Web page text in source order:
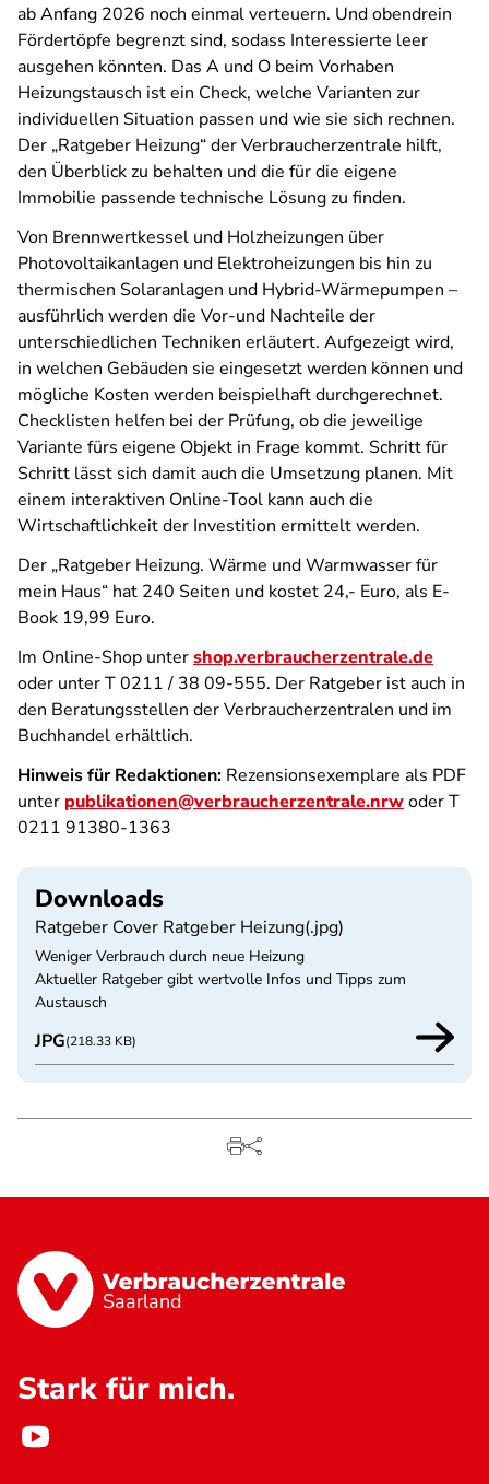
ab Anfang 2026 noch einmal verteuern. Und obendrein
Fördertöpfe begrenzt sind, sodass Interessierte leer
ausgehen könnten. Das A und O beim Vorhaben
Heizungstausch ist ein Check, welche Varianten zur
individuellen Situation passen und wie sie sich rechnen.
Der „Ratgeber Heizung“ der Verbraucherzentrale hilft,
den Überblick zu behalten und die für die eigene
Immobilie passende technische Lösung zu finden.
Von Brennwertkessel und Holzheizungen über
Photovoltaikanlagen und Elektroheizungen bis hin zu
thermischen Solaranlagen und Hybrid-Wärmepumpen –
ausführlich werden die Vor-und Nachteile der
unterschiedlichen Techniken erläutert. Aufgezeigt wird,
in welchen Gebäuden sie eingesetzt werden können und
mögliche Kosten werden beispielhaft durchgerechnet.
Checklisten helfen bei der Prüfung, ob die jeweilige
Variante fürs eigene Objekt in Frage kommt. Schritt für
Schritt lässt sich damit auch die Umsetzung planen. Mit
einem interaktiven Online-Tool kann auch die
Wirtschaftlichkeit der Investition ermittelt werden.
Der „Ratgeber Heizung. Wärme und Warmwasser für
mein Haus“ hat 240 Seiten und kostet 24,- Euro, als E-
Book 19,99 Euro.
Im Online-Shop untershop.verbraucherzentrale.de
oder unter T 0211 / 38 09-555. Der Ratgeber ist auch in
den Beratungsstellen der Verbraucherzentralen und im
Buchhandel erhältlich.
Hinweis für Redaktionen: Rezensionsexemplare als PDF
unter publikationen@verbraucherzentrale.nrwoder T
0211 91380-1363
Downloads
Ratgeber Cover Ratgeber Heizung(.jpg)
Weniger Verbrauch durch neue Heizung
Aktueller Ratgeber gibt wertvolle Infos und Tipps zum
Austausch
JPG(218.33 KB)
Saarland
Stark für mich.